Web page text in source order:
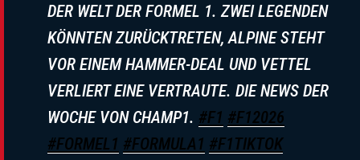
„Kein Teil Des Teams“: Toto Wolff
Enthüllt Drastische Maßnahme Nach
Mercedes-Eskalation 2016
DER WELT DER FORMEL 1. ZWEI LEGENDEN
KÖNNTEN ZURÜCKTRETEN, ALPINE STEHT
VOR EINEM HAMMER-DEAL UND VETTEL
VERLIERT EINE VERTRAUTE. DIE NEWS DER
WOCHE VON CHAMP1. #F1 #F12026
#FORMEL1 #FORMULA1 #F1TIKTOK